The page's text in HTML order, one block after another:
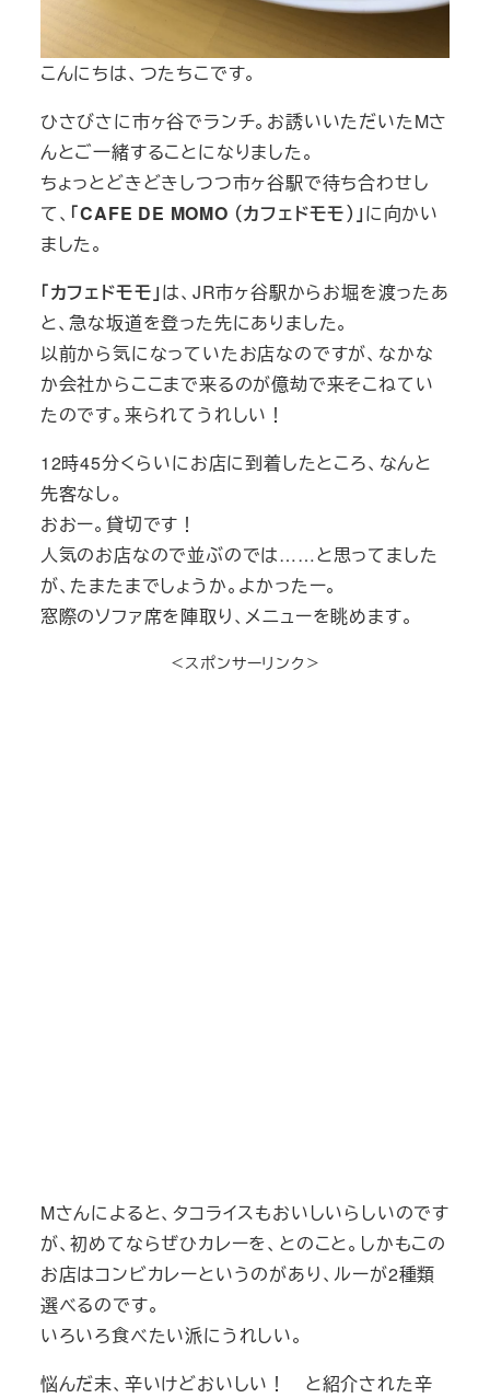
こんにちは、つたちこです。
ひさびさに市ヶ谷でランチ。お誘いいただいたMさ
んとご一緒することになりました。
ちょっとどきどきしつつ市ヶ谷駅で待ち合わせし
て、 「CAFE DE MOMO （カフェドモモ）」に向かい
ました。
「カフェドモモ」は、JR市ヶ谷駅からお堀を渡ったあ
と、急な坂道を登った先にありました。
以前から気になっていたお店なのですが、なかな
か会社からここまで来るのが億劫で来そこねてい
たのです。来られてうれしい！
12時45分くらいにお店に到着したところ、なんと
先客なし。
おおー。貸切です！
人気のお店なので並ぶのでは……と思ってました
が、たまたまでしょうか。よかったー。
窓際のソファ席を陣取り、メニューを眺めます。
＜スポンサーリンク＞
Mさんによると、タコライスもおいしいらしいのです
が、初めてならぜひカレーを、とのこと。しかもこの
お店はコンビカレーというのがあり、ルーが2種類
選べるのです。
いろいろ食べたい派にうれしい。
悩んだ末、辛いけどおいしい！ と紹介された辛